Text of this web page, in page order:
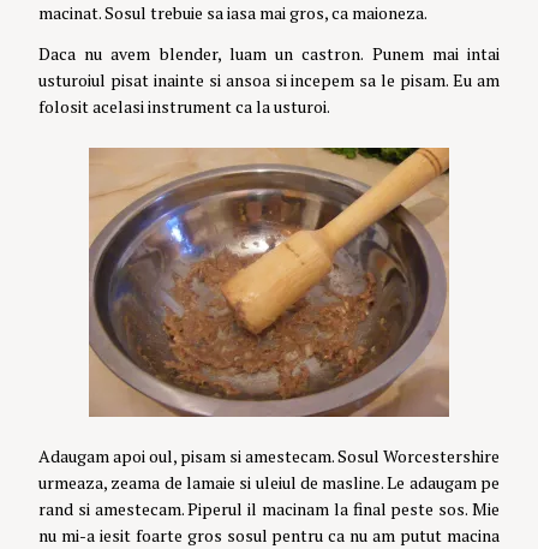
macinat. Sosul trebuie sa iasa mai gros, ca maioneza.
Daca nu avem blender, luam un castron. Punem mai intai
usturoiul pisat inainte si ansoa si incepem sa le pisam. Eu am
folosit acelasi instrument ca la usturoi.
Adaugam apoi oul, pisam si amestecam. Sosul Worcestershire
urmeaza, zeama de lamaie si uleiul de masline. Le adaugam pe
rand si amestecam. Piperul il macinam la final peste sos. Mie
nu mi-a iesit foarte gros sosul pentru ca nu am putut macina